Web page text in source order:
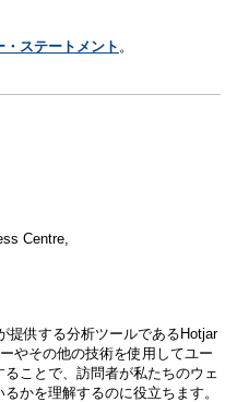
ステートメント 。
Centre,
提供する分析ツールであるHotjar
やその他の技術を使用してユー
ことで、訪問者が私たちのウェ
かを理解するのに役立ちます。